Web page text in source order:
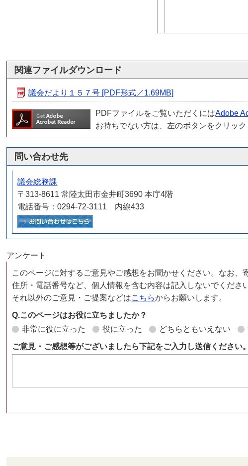
関連ファイルダウンロード
議会だより１５７号 [PDF形式／1.69MB]
PDFファイルをご覧いただくにはAdobe
お持ちでない方は、左のボタンをクリッ
問い合わせ先
議会総務課
〒313-8611 常陸太田市金井町3690 本庁4階
電話番号：0294-72-3111 内線433
アンケート
このページに対するご意見やご感想をお聞かせください。なお、
住所・電話番号など、個人情報を含む内容は記入しないでくださ
それ以外のご意見・ご提案などはこちらからお願いします。
Q.このページはお役に立ちましたか？
非常に役に立った
役に立った どちらともいえない
ご意見・ご感想等がございましたら下記をご入力し送信ください。